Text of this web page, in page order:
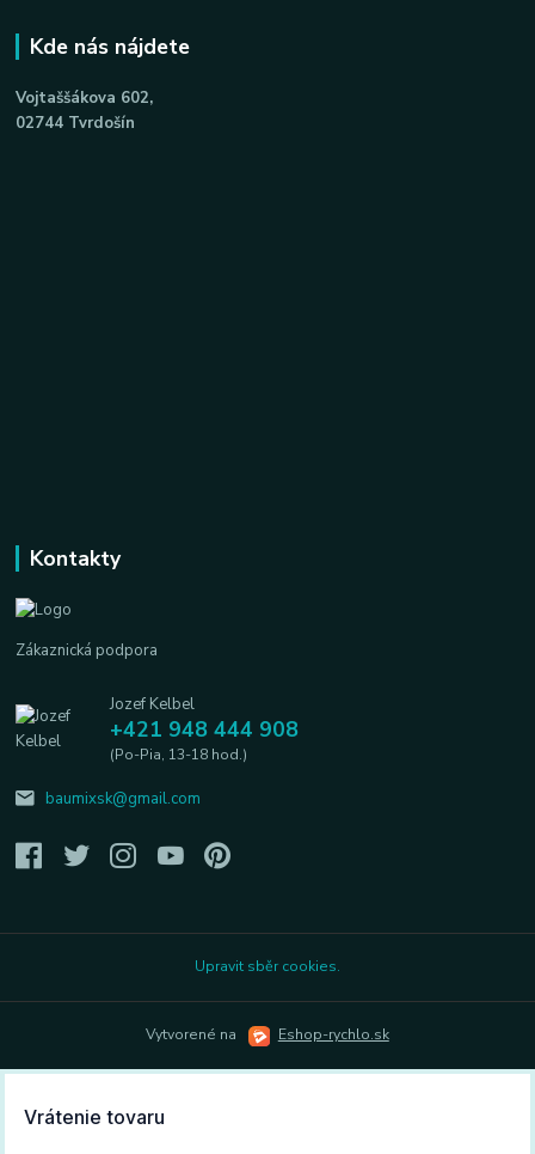
Kde nás nájdete
Vojtaššákova 602,
02744 Tvrdošín
Kontakty
Zákaznická podpora
Jozef Kelbel
+421 948 444 908
(Po-Pia, 13-18 hod.)
baumixsk@gmail.com
Upravit sběr cookies.
Vytvorené na Eshop-rychlo.sk